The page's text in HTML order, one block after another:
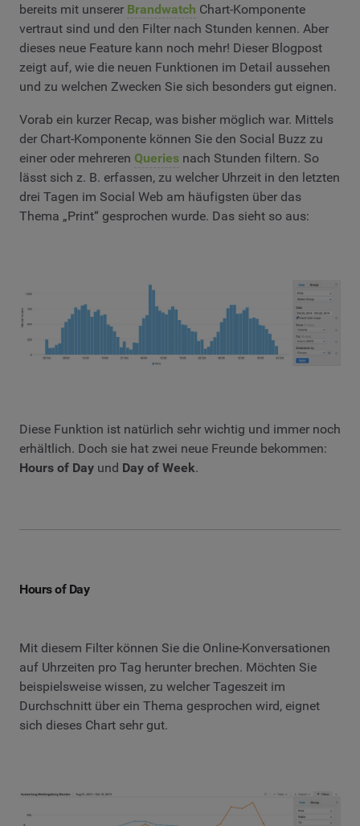
bereits mit unserer Brandwatch Chart-Komponente
vertraut sind und den Filter nach Stunden kennen. Aber
dieses neue Feature kann noch mehr! Dieser Blogpost
zeigt auf, wie die neuen Funktionen im Detail aussehen
und zu welchen Zwecken Sie sich besonders gut eignen.
Vorab ein kurzer Recap, was bisher möglich war. Mittels
der Chart-Komponente können Sie den Social Buzz zu
einer oder mehreren Queries nach Stunden filtern. So
lässt sich z. B. erfassen, zu welcher Uhrzeit in den letzten
drei Tagen im Social Web am häufigsten über das
Thema „Print“ gesprochen wurde. Das sieht so aus:
Diese Funktion ist natürlich sehr wichtig und immer noch
erhältlich. Doch sie hat zwei neue Freunde bekommen:
Hours of Day und Day of Week.
Hours of Day
Mit diesem Filter können Sie die Online-Konversationen
auf Uhrzeiten pro Tag herunter brechen. Möchten Sie
beispielsweise wissen, zu welcher Tageszeit im
Durchschnitt über ein Thema gesprochen wird, eignet
sich dieses Chart sehr gut.